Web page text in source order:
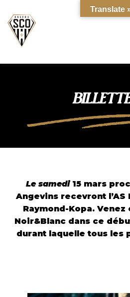
Le samedi 15 mars
Angevins recevront l’AS
Raymond-Kopa.
Noir&Blanc dans ce
durant laquelle tous les
Translate